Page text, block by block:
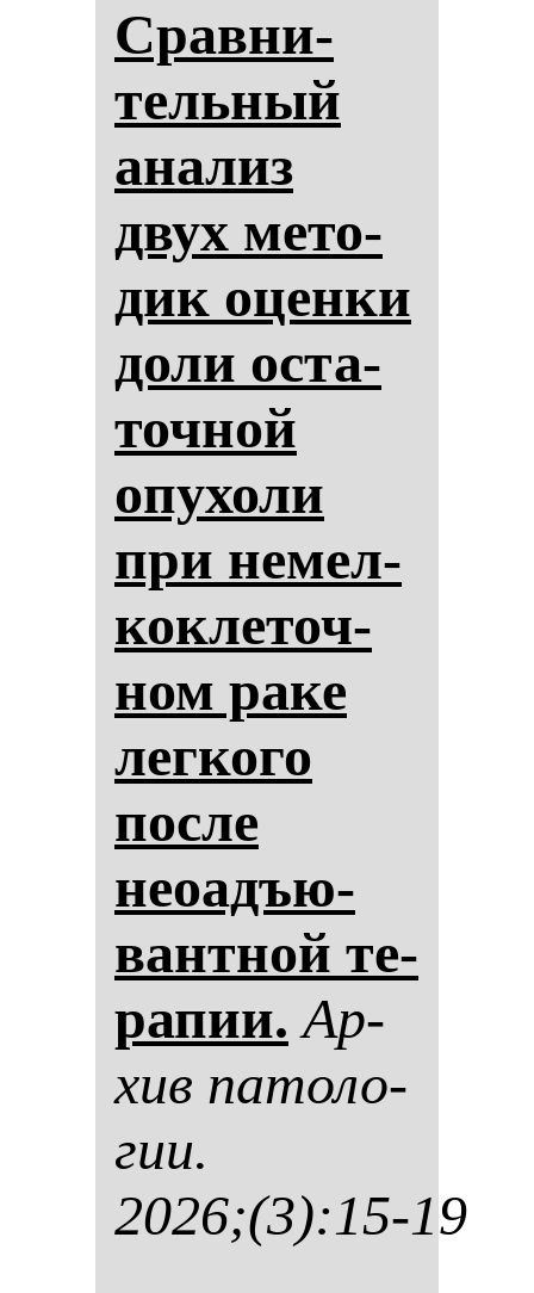
Срав­ни­
тель­ный
ана­лиз
двух ме­то­
дик оцен­ки
до­ли ос­та­
точ­ной
опу­хо­ли
при не­мел­
кок­ле­точ­
ном ра­ке
лег­ко­го
пос­ле
неоадъю­
ван­тной те­
ра­пии. Ар­
хив па­то­ло­
гии.
2026;(3):15-19